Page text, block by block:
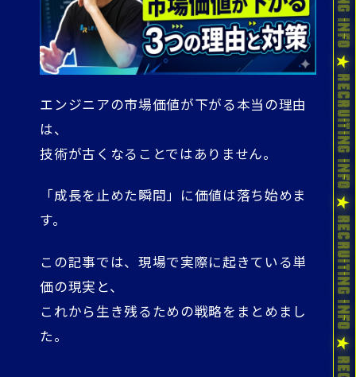
エンジニアの市場価値が下がる本当の理由
は、
技術が古くなることではありません。
「成長を止めた瞬間」に価値は落ち始めま
す。
この記事では、現場で実際に起きている単
価の現実と、
これから生き残るための戦略をまとめまし
た。